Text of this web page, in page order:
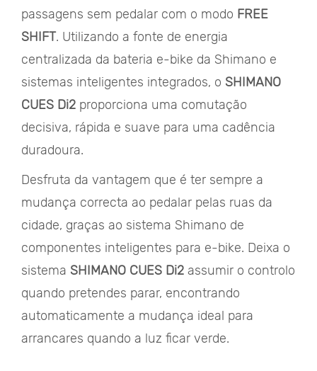
passagens sem pedalar com o modo FREE
SHIFT. Utilizando a fonte de energia
centralizada da bateria e-bike da Shimano e
sistemas inteligentes integrados, o SHIMANO
CUES Di2 proporciona uma comutação
decisiva, rápida e suave para uma cadência
duradoura.
Desfruta da vantagem que é ter sempre a
mudança correcta ao pedalar pelas ruas da
cidade, graças ao sistema Shimano de
componentes inteligentes para e-bike. Deixa o
sistema SHIMANO CUES Di2 assumir o controlo
quando pretendes parar, encontrando
automaticamente a mudança ideal para
arrancares quando a luz ficar verde.